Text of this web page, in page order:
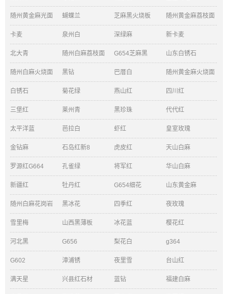
随州黄金麻光面 蝴蝶兰 芝麻黑火烧板 随州黄金麻荔枝面
卡麦 泉州白 深绿麻 新卡麦
北大青 随州白麻荔枝面 G654芝麻黑 山东白锈石
随州白麻火烧面 黑钻 巴厝白 随州黄金麻火烧面
白锈石 菊花绿 燕山红 四川红
三堡红 莱州青 黑珍珠 代代红
太平洋蓝 芭拉白 虾红 皇室玫瑰
金钻麻 石岛红新8 虎皮红 天山白麻
罗源红G664 孔雀绿 将军红 华山白麻
新疆红 牡丹红 G654细花 山东黄金麻
随州白麻花岗岩 黑冰花 四季红 夜玫瑰
雪里梅 山西黑薄板 冰花蓝 樱花红
河北黑 G656 梨花白 g364
G602 漳浦锈 夜里雪 台山红
满天星 兴县红石材 蓝钻 福建白麻